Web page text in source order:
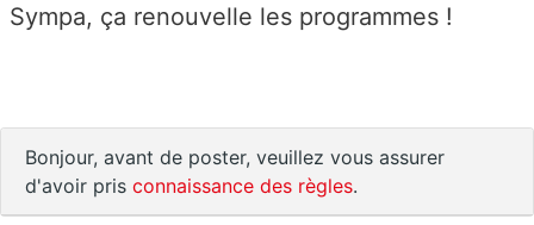
Sympa, ça renouvelle les programmes !
Bonjour, avant de poster, veuillez vous assurer
d'avoir pris connaissance des règles.